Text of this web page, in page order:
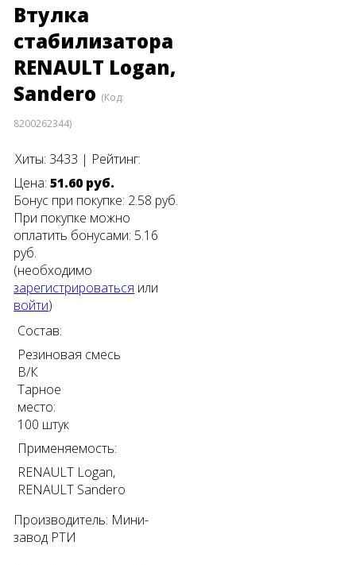
Втулка
стабилизатора
RENAULT Logan,
Sandero (Код:
8200262344)
Хиты: 3433 | Рейтинг:
Цена:51.60 руб.
Бонус при покупке: 2.58 руб.
При покупке можно
оплатить бонусами: 5.16
руб.
(необходимо
зарегистрироваться или
войти)
Состав:
Резиновая смесь
В/К
Тарное
место:
100 штук
Применяемость:
RENAULT Logan,
RENAULT Sandero
Производитель: Мини-
завод РТИ